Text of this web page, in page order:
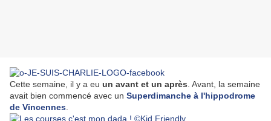
Cette semaine, il y a eu un avant et un après . Avant, la semaine
avait bien commencé avec un Superdimanche à l'hippodrome
de Vincennes